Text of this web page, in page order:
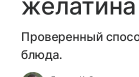
Проверенный
блюда.